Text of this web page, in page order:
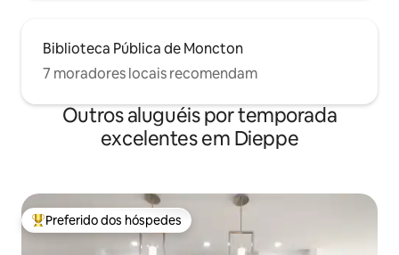
Biblioteca Pública de Moncton
7 moradores locais recomendam
Outros aluguéis por temporada
excelentes em Dieppe
Entre os melhores preferidos dos hóspedes
Preferido dos hóspedes